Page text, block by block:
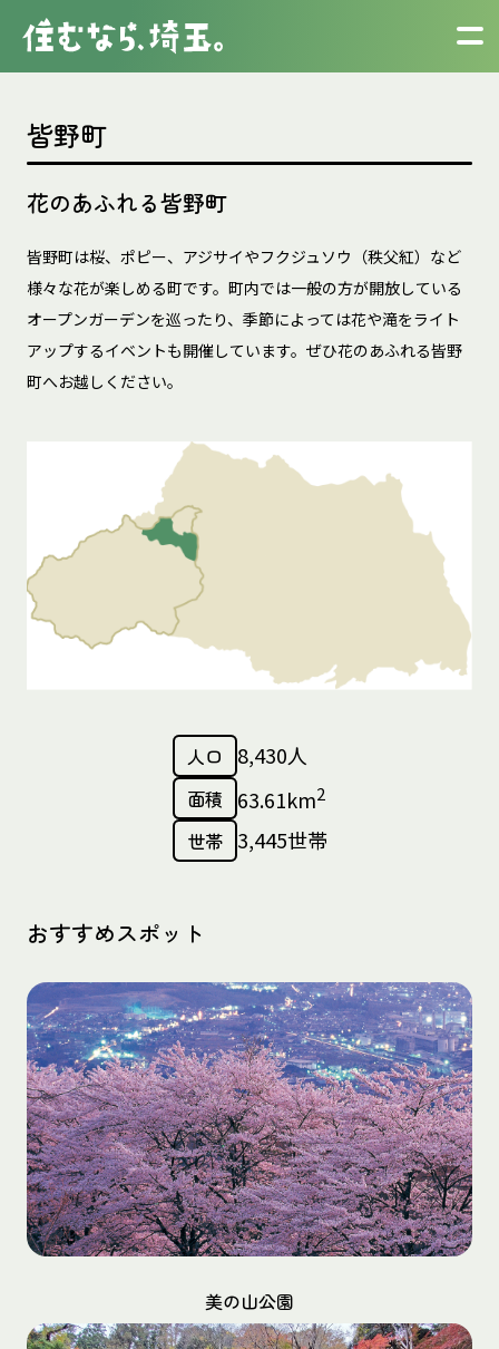
皆野町
花のあふれる皆野町
皆野町は桜、ポピー、アジサイやフクジュソウ（秩父紅）など
様々な花が楽しめる町です。町内では一般の方が開放している
オープンガーデンを巡ったり、季節によっては花や滝をライト
アップするイベントも開催しています。ぜひ花のあふれる皆野
町へお越しください。
人口 8,430人
面積 63.61km2
世帯 3,445世帯
おすすめスポット
美の山公園